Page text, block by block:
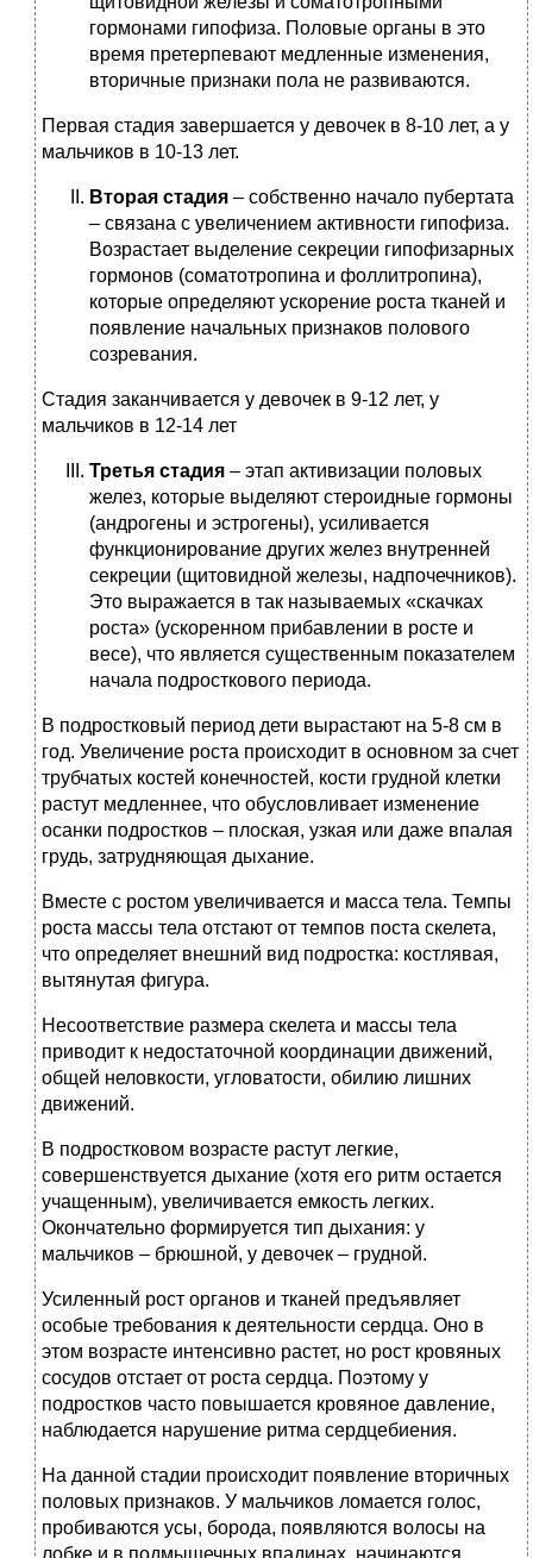
гормонами гипофиза. Половые органы в это
время претерпевают медленные изменения,
вторичные признаки пола не развиваются.
Первая стадия завершается у девочек в 8-10 лет, а у
мальчиков в 10-13 лет.
Вторая стадия – собственно начало пубертата
– связана с увеличением активности гипофиза.
Возрастает выделение секреции гипофизарных
гормонов (соматотропина и фоллитропина),
которые определяют ускорение роста тканей и
появление начальных признаков полового
созревания.
Стадия заканчивается у девочек в 9-12 лет, у
мальчиков в 12-14 лет
Третья стадия – этап активизации половых
желез, которые выделяют стероидные гормоны
(андрогены и эстрогены), усиливается
функционирование других желез внутренней
секреции (щитовидной железы, надпочечников).
Это выражается в так называемых «скачках
роста» (ускоренном прибавлении в росте и
весе), что является существенным показателем
начала подросткового периода.
В подростковый период дети вырастают на 5-8 см в
год. Увеличение роста происходит в основном за счет
трубчатых костей конечностей, кости грудной клетки
растут медленнее, что обусловливает изменение
осанки подростков – плоская, узкая или даже впалая
грудь, затрудняющая дыхание.
Вместе с ростом увеличивается и масса тела. Темпы
роста массы тела отстают от темпов поста скелета,
что определяет внешний вид подростка: костлявая,
вытянутая фигура.
Несоответствие размера скелета и массы тела
приводит к недостаточной координации движений,
общей неловкости, угловатости, обилию лишних
движений.
В подростковом возрасте растут легкие,
совершенствуется дыхание (хотя его ритм остается
учащенным), увеличивается емкость легких.
Окончательно формируется тип дыхания: у
мальчиков – брюшной, у девочек – грудной.
Усиленный рост органов и тканей предъявляет
особые требования к деятельности сердца. Оно в
этом возрасте интенсивно растет, но рост кровяных
сосудов отстает от роста сердца. Поэтому у
подростков часто повышается кровяное давление,
наблюдается нарушение ритма сердцебиения.
На данной стадии происходит появление вторичных
половых признаков. У мальчиков ломается голос,
пробиваются усы, борода, появляются волосы на